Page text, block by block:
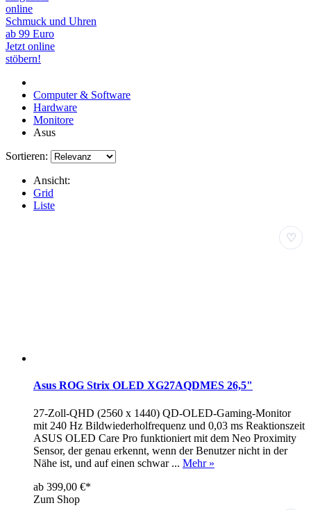
online
Schmuck und Uhren
ab 99 Euro
Jetzt online
stöbern!
Computer & Software
Hardware
Monitore
Asus
Sortieren:
Ansicht:
Grid
Liste
♡
Asus ROG Strix OLED XG27AQDMES 26,5"
27-Zoll-QHD (2560 x 1440) QD-OLED-Gaming-Monitor
mit 240 Hz Bildwiederholfrequenz und 0,03 ms Reaktionszeit
ASUS OLED Care Pro funktioniert mit dem Neo Proximity
Sensor, der genau erkennt, wenn der Benutzer nicht in der
Nähe ist, und auf einen schwar ... Mehr »
ab 399,00 €*
Zum Shop